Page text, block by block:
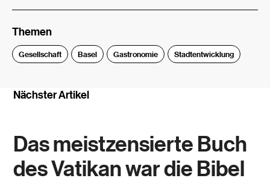
Themen
Gesellschaft Basel Gastronomie Stadtentwicklung
Nächster Artikel
Das meistzensierte Buch
des Vatikan war die Bibel